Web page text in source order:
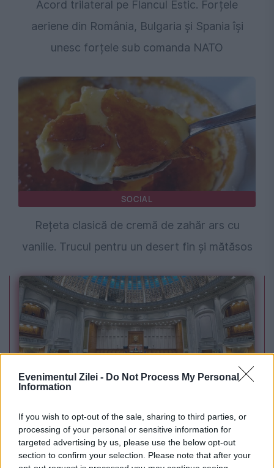
Evenimentul Zilei - Do Not Process My Personal
Information
If you wish to opt-out of the sale, sharing to third parties, or
processing of your personal or sensitive information for
targeted advertising by us, please use the below opt-out
section to confirm your selection. Please note that after your
Acord trilateral pe Flancul Estic. Forțele
aeriene din România, Bulgaria și Spania își
unesc forțele sub comanda NATO
SOCIAL
Rețeta clasică de cremă de zahăr ars cu
vanilie. Trucul pentru un desert fin și mătăsos
Sorin Grindeanu: Parlamentul a evitat
pierderea a 5,8 miliarde de euro din PNRR și a